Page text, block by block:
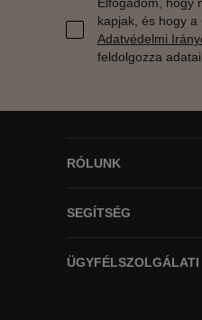
kapjak, és hogy a
Adatvédelmi
feldolgozza
RÓLUNK
SEGÍTSÉG
ÜGYFÉLSZOLGÁLATI